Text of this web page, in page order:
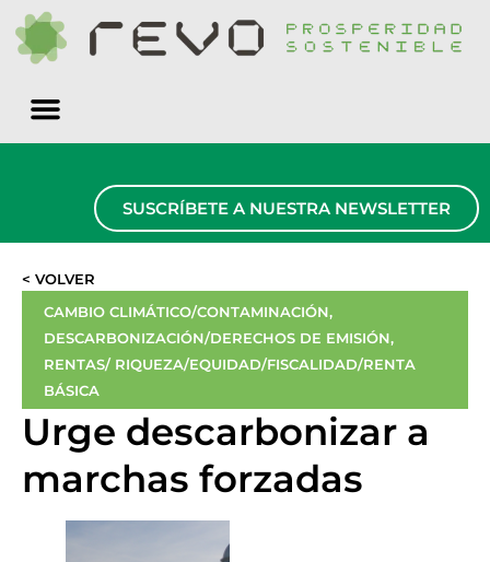
SUSCRÍBETE A NUESTRA NEWSLETTER
< VOLVER
CAMBIO CLIMÁTICO/CONTAMINACIÓN,
DESCARBONIZACIÓN/DERECHOS DE EMISIÓN,
RENTAS/ RIQUEZA/EQUIDAD/FISCALIDAD/RENTA
BÁSICA
Urge descarbonizar a
marchas forzadas